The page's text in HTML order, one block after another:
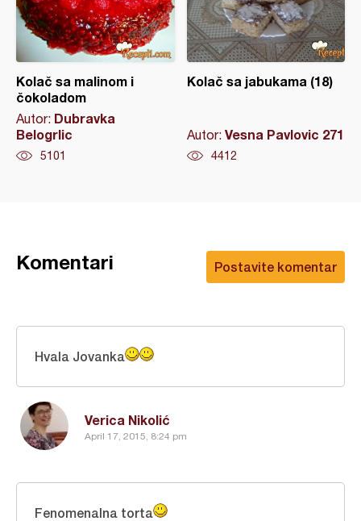
Kolač sa malinom i
čokoladom
Autor: Dubravka
Belogrlic
5101
Kolač sa jabukama (18)
Autor: Vesna Pavlovic 271
4412
Postavite komentar
Komentari
Verica Nikolić
April 17, 2015, 8:24 pm
Hvala Jovanka
Fenomenalna torta